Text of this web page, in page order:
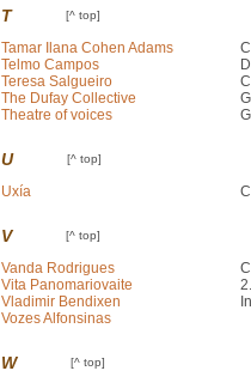
T [^ top]
Tamar Ilana Cohen Adams
Telmo Campos
Teresa Salgueiro
The Dufay Collective
Theatre of voices
U [^ top]
Uxía
V [^ top]
Vanda Rodrigues
Vita Panomariovaite
Vladimir Bendixen
Vozes Alfonsinas
W [^ top]